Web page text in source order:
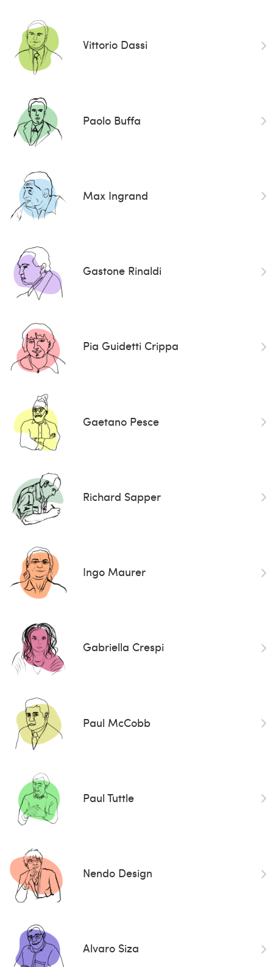
Vittorio Dassi
Paolo Buffa
Max Ingrand
Gastone Rinaldi
Pia Guidetti Crippa
Gaetano Pesce
Richard Sapper
Ingo Maurer
Gabriella Crespi
Paul McCobb
Paul Tuttle
Nendo Design
Alvaro Siza